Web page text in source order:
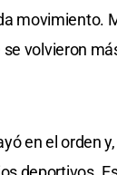
movimiento.
volvieron
en el orden